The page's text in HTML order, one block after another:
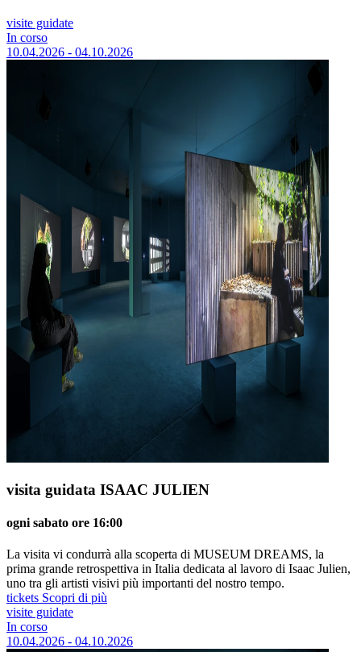
visite guidate
In corso
10.04.2026 - 04.10.2026
visita guidata ISAAC JULIEN
ogni sabato ore 16:00
La visita vi condurrà alla scoperta di MUSEUM DREAMS, la
prima grande retrospettiva in Italia dedicata al lavoro di Isaac Julien,
uno tra gli artisti visivi più importanti del nostro tempo.
tickets Scopri di più
visite guidate
In corso
10.04.2026 - 04.10.2026